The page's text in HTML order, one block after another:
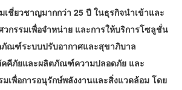
ชี่ยวชาญมากกว่า 25 ปี ในธุรกิจนำเข้าและ
รรมเพื่อจำหน่าย และการให้บริการโซลูชั่น
ณฑ์ระบบปรับอากาศและสุขาภิบาล
คีภัยและผลิตภัณฑ์ความปลอดภัย และ
พื่อการอนุรักษ์พลังงานและสิ่งแวดล้อม โดย